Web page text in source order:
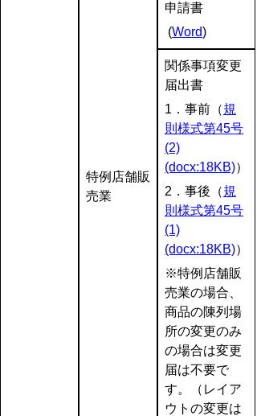
特例店舗販
売業
申請書
(Word)
関係事項変更
届出書
1．事前（規
則様式第45号
(2)
(docx:18KB)）
2．事後（規
則様式第45号
(1)
(docx:18KB)）
※特例店舗販
売業の場合、
商品の陳列場
所の変更のみ
の場合は変更
届は不要で
す。（レイア
ウトの変更は